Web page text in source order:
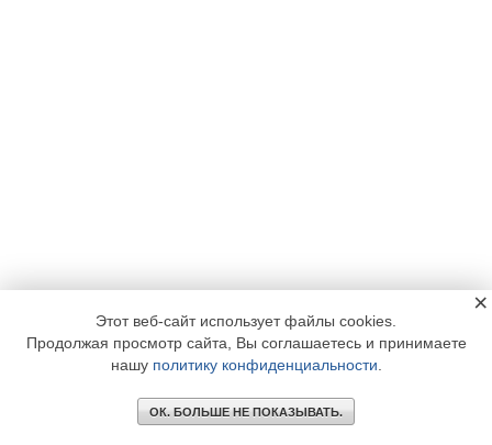
Этот веб-сайт использует файлы cookies.
Продолжая просмотр сайта, Вы соглашаетесь и принимаете
нашу политику конфиденциальности
ОК. БОЛЬШЕ НЕ ПОКАЗЫВАТЬ.
×